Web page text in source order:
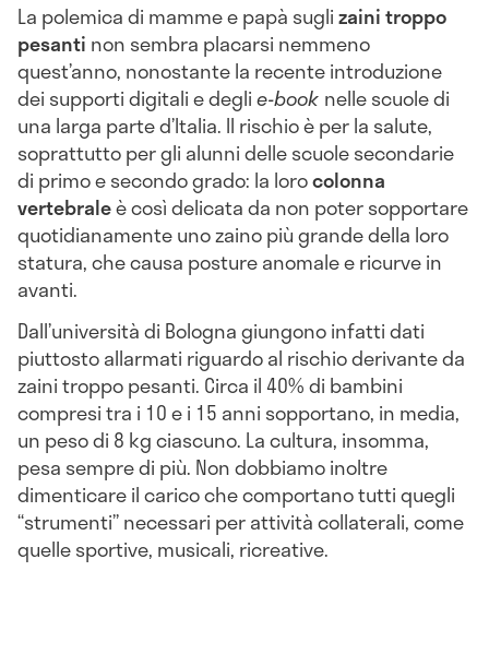
La polemica di mamme e papà suglizaini troppo
pesanti non sembra placarsi nemmeno
quest’anno, nonostante la recente introduzione
dei supporti digitali e deglie-book nelle scuole di
una larga parte d’Italia. Il rischio è per la salute,
soprattutto per gli alunni delle scuole secondarie
di primo e secondo grado: la lorocolonna
vertebraleè così delicata da non poter sopportare
quotidianamente uno zaino più grande della loro
statura, che causa posture anomale e ricurve in
avanti.
Dall’università di Bologna giungono infatti dati
piuttosto allarmati riguardo al rischio derivante da
zaini troppo pesanti. Circa il 40% di bambini
compresi tra i 10 e i 15 anni sopportano, in media,
un peso di 8 kg ciascuno. La cultura, insomma,
pesa sempre di più. Non dobbiamo inoltre
dimenticare il carico che comportano tutti quegli
“strumenti” necessari per attività collaterali, come
quelle sportive, musicali, ricreative.